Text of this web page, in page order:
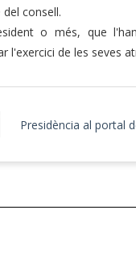
consell.
o més, que
l'exercici de les seves
Presidència al portal